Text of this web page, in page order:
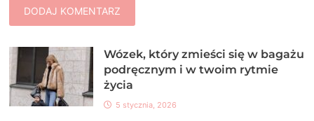
Wózek, który zmieści się w bagażu
podręcznym i w twoim rytmie
życia
5 stycznia, 2026